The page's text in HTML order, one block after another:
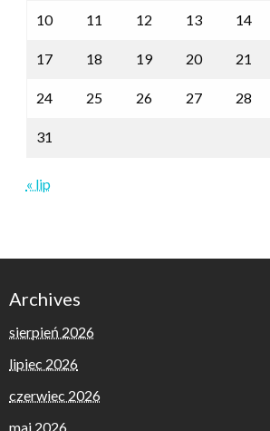
10 11 12 13 14
17 18 19 20 21
24 25 26 27 28
31
« lip
Archives
sierpień 2026
lipiec 2026
czerwiec 2026
maj 2026